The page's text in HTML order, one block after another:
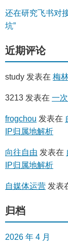
还在研究飞书对
坑”
近期评论
study 发表在 梅
3213 发表在 一
frogchou 发表在
IP归属地解析
向往自由 发表在
IP归属地解析
自媒体运营 发表
归档
2026 年 4 月